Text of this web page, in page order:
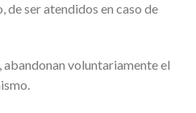
ser atendidos en caso de
voluntariamente el